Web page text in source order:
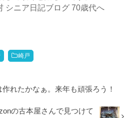
崎戸
れたかなぁ。来年も頑張ろう！
の古本屋さんで見つけて